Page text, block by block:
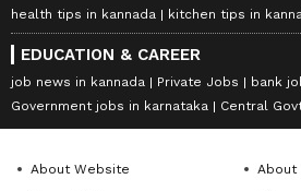
health tips in kannada
kitchen tips in
EDUCATION & CAREER
job news in kannada Private Jobs
bank
Government jobs in karnataka
Central
About Website
About